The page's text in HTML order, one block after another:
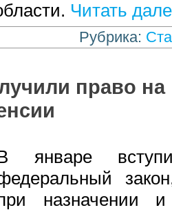
Читать
Рубрика:
право на
январе
назначении и